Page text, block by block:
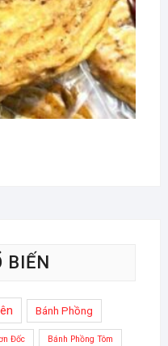
BIẾN
Bánh Phồng
Đốc Bánh Phồng Tôm